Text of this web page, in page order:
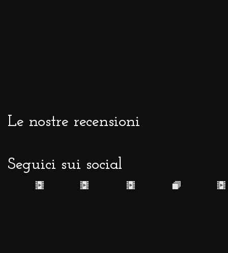
Le nostre recensioni
Seguici sui social